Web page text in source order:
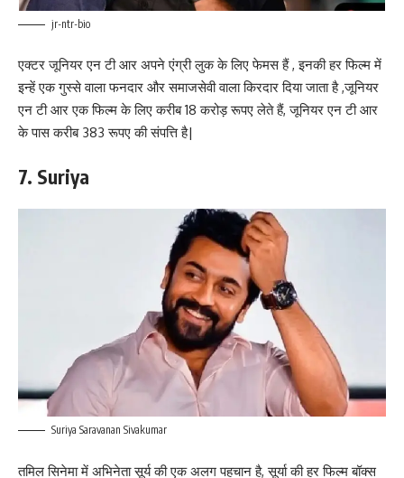
jr-ntr-bio
एक्टर जूनियर एन टी आर अपने एंग्री लुक के लिए फेमस हैं , इनकी हर फिल्म में
इन्हें एक गुस्से वाला फनदार और समाजसेवी वाला किरदार दिया जाता है ,जूनियर
एन टी आर एक फिल्म के लिए करीब 18 करोड़ रूपए लेते हैं, जूनियर एन टी आर
के पास करीब 383 रूपए की संपत्ति है|
7. Suriya
Suriya Saravanan Sivakumar
तमिल सिनेमा में अभिनेता सूर्य की एक अलग पहचान है, सूर्या की हर फिल्म बॉक्स